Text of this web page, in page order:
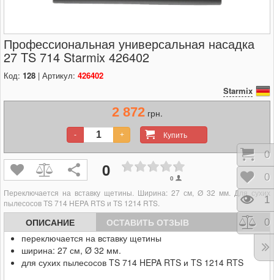
Профессиональная универсальная насадка
27 TS 714 Starmix 426402
Код: 128 | Артикул: 426402
Starmix
2 872грн.
Купить
- +
0 0
Переключается на вставку щетины. Ширина: 27 см, Ø 32 мм. Для сухих
пылесосов TS 714 HEPA RTS и TS 1214 RTS.
ОПИСАНИЕ
ОСТАВИТЬ ОТЗЫВ
переключается на вставку щетины
ширина: 27 см, Ø 32 мм.
для сухих пылесосов TS 714 HEPA RTS и TS 1214 RTS
0
0
1
0